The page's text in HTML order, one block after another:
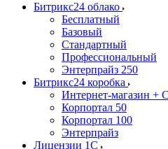
Битрикс24 облако
Бесплатный
Базовый
Стандартный
Профессиональный
Энтерпрайз 250
Битрикс24 коробка
Интернет-магазин +
Корпортал 50
Корпортал 100
Энтерпрайз
Лицензии 1С